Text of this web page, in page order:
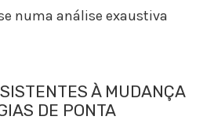
numa análise exaustiva
À MUDANÇA
DE PONTA